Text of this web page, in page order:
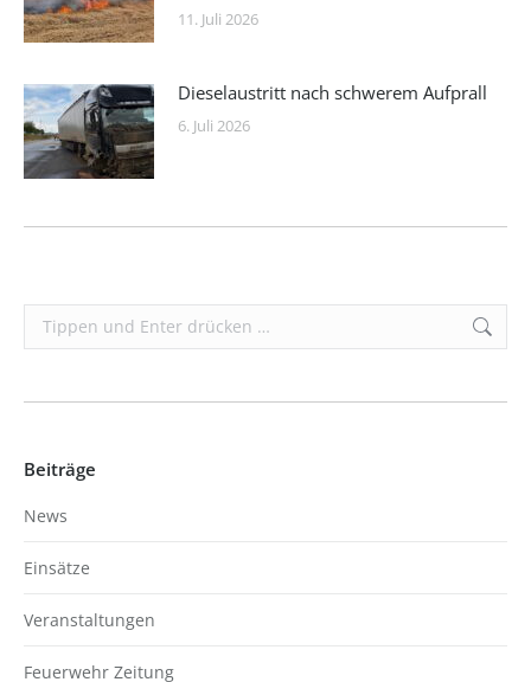
11. Juli 2026
Dieselaustritt nach schwerem Aufprall
6. Juli 2026
Search:
Beiträge
News
Einsätze
Veranstaltungen
Feuerwehr Zeitung